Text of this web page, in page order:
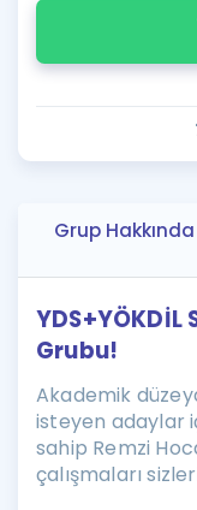
Grup Hakkında
Grubu!
Akademik
isteyen adaylar
sahip Remzi
çalışmaları